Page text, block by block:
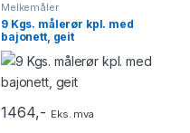
Melkemåler
9 Kgs. målerør kpl. med
bajonett, geit
1464,- Eks. mva